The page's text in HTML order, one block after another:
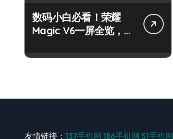
数码小白必看！荣耀
Magic V6一屏全览，管
友情链接： 137手机网 186手机网 51手机网